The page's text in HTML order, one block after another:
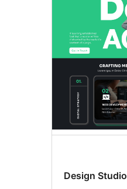
Design Studio